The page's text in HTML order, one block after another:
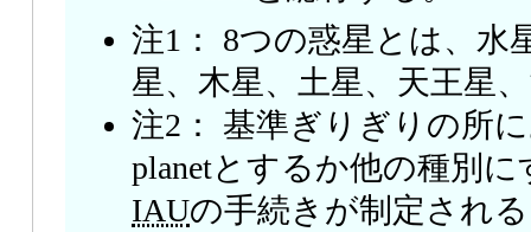
注1： 8つの惑星とは、水
星、木星、土星、天王星
注2： 基準ぎりぎりの所
planetとするか他の種別
IAUの手続きが制定され